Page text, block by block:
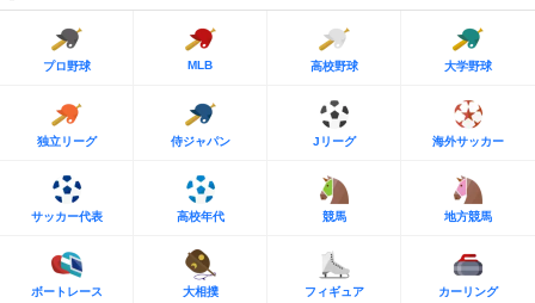
プロ野球 MLB 高校野球 大学野球
独立リーグ 侍ジャパン Jリーグ 海外サッカー
サッカー代表 高校年代 競馬 地方競馬
ボートレース 大相撲 フィギュア カーリング